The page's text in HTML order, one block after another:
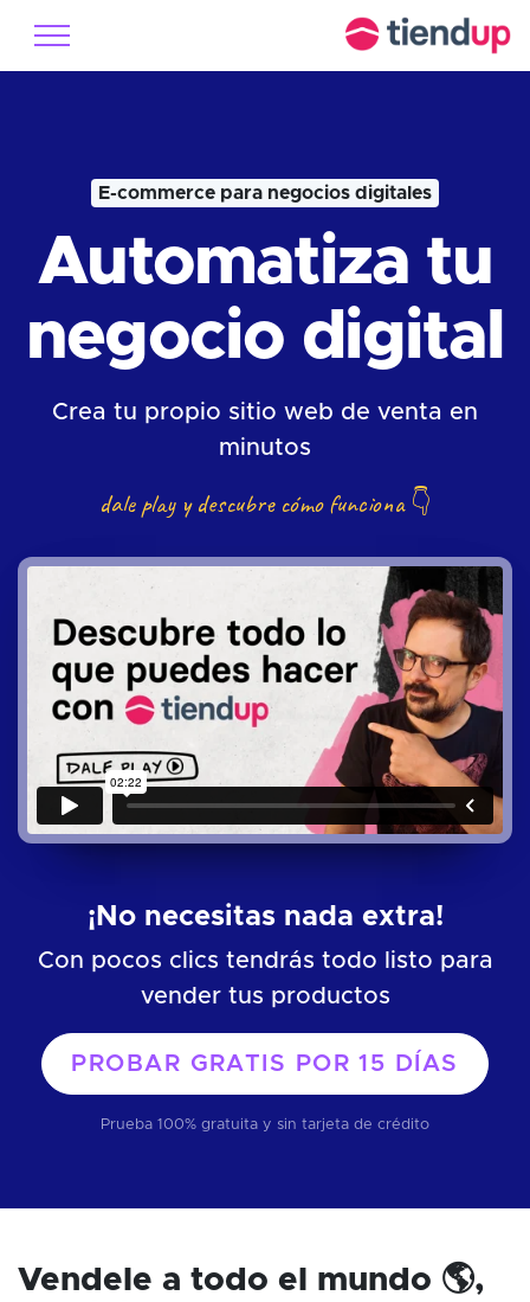
E-commerce para negocios digitales
Automatiza tu
negocio digital
Crea tu propio sitio web de venta en
minutos
dale play y descubre cómo funciona 👇
¡No necesitas nada extra!
Con pocos clics tendrás todo listo para
vender tus productos
PROBAR GRATIS POR15 DÍAS
Prueba 100% gratuita y sin tarjeta de crédito
Vendele a todo el mundo 🌎,